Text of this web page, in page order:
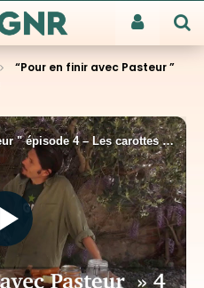
“Pour en finir avec Pasteur ”